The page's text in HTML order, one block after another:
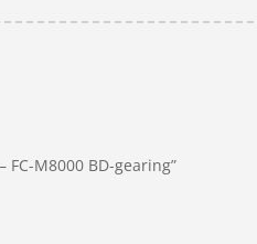
M8000 BD-gearing”